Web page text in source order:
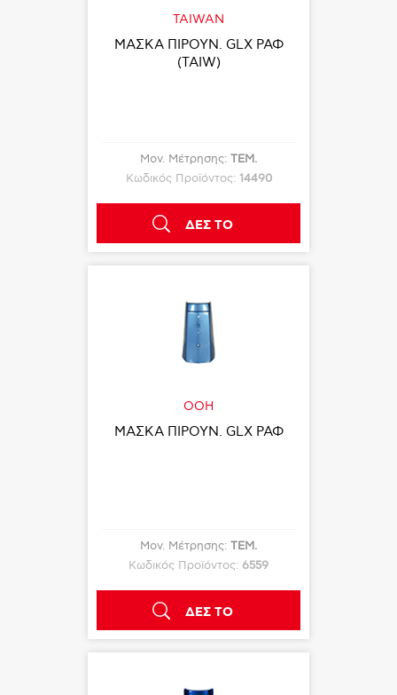
TAIWAN
ΜΑΣΚΑ ΠΙΡΟΥΝ. GLX ΡΑΦ
(TAIW)
Μον. Μέτρησης: ΤΕΜ.
Κωδικός Προϊόντος: 14490
ΔΕΣ ΤΟ
OOH
ΜΑΣΚΑ ΠΙΡΟΥΝ. GLX ΡΑΦ
Μον. Μέτρησης: ΤΕΜ.
Κωδικός Προϊόντος: 6559
ΔΕΣ ΤΟ